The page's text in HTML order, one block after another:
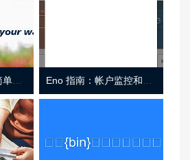
资本一虚拟信用卡简单介绍